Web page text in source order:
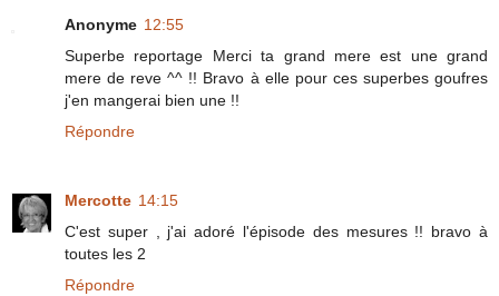
Anonyme 12:55
Superbe reportage Merci ta grand mere est une grand
mere de reve ^^ !! Bravo à elle pour ces superbes goufres
j'en mangerai bien une !!
Répondre
Mercotte 14:15
C'est super , j'ai adoré l'épisode des mesures !! bravo à
toutes les 2
Répondre